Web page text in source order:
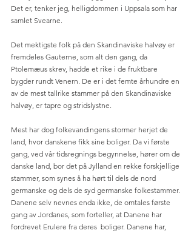
Det er, tenker jeg, helligdommen i Uppsala som har
samlet Svearne.
Det mektigste folk på den Skandinaviske halvøy er
fremdeles Gauterne, som alt den gang, da
Ptolemæus skrev, hadde et rike i de fruktbare
bygder rundt Venern. De er i det femte århundre en
av de mest tallrike stammer på den Skandinaviske
halvøy, er tapre og stridslystne.
Mest har dog folkevandingens stormer herjet de
land, hvor danskene fikk sine boliger. Da vi første
gang, ved vår tidsregnings begynnelse, hører om de
danske land, bor det på Jylland en rekke forskjellige
stammer, som synes å ha hørt til dels de nord
germanske og dels de syd germanske folkestammer.
Danene selv nevnes enda ikke, de omtales første
gang av Jordanes, som forteller, at Danene har
fordrevet Erulere fra deres  boliger. Danene har,